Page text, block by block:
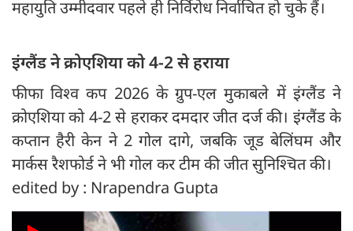
महायुति उम्मीदवार पहले ही निर्विरोध निर्वाचित हो चुके हैं।
इंग्लैंड ने क्रोएशिया को 4-2 से हराया
फीफा विश्व कप 2026 के ग्रुप-एल मुकाबले में इंग्लैंड ने
क्रोएशिया को 4-2 से हराकर दमदार जीत दर्ज की। इंग्लैंड के
कप्तान हैरी केन ने 2 गोल दागे, जबकि जूड बेलिंघम और
मार्कस रैशफोर्ड ने भी गोल कर टीम की जीत सुनिश्चित की।
edited by : Nrapendra Gupta